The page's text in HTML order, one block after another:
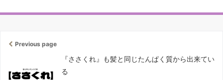
Previous page
『ささくれ』も髪と同じたんぱく質から出来てい
る